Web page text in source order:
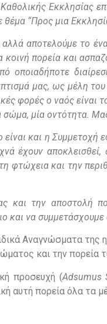
Εκκλησίας
“Προς μια
αποτελούμε το
πορεία και
οποιαδήποτε
μας, ως μέλη
φορές ο ναός είναι
μία οντότητα.
και η Συμμετοχή
έχουν
και την
και την αποστολή
και να
Αναγνώσματα
και την
προσευχή (Adsumus
αυτή πορεία όλα τα